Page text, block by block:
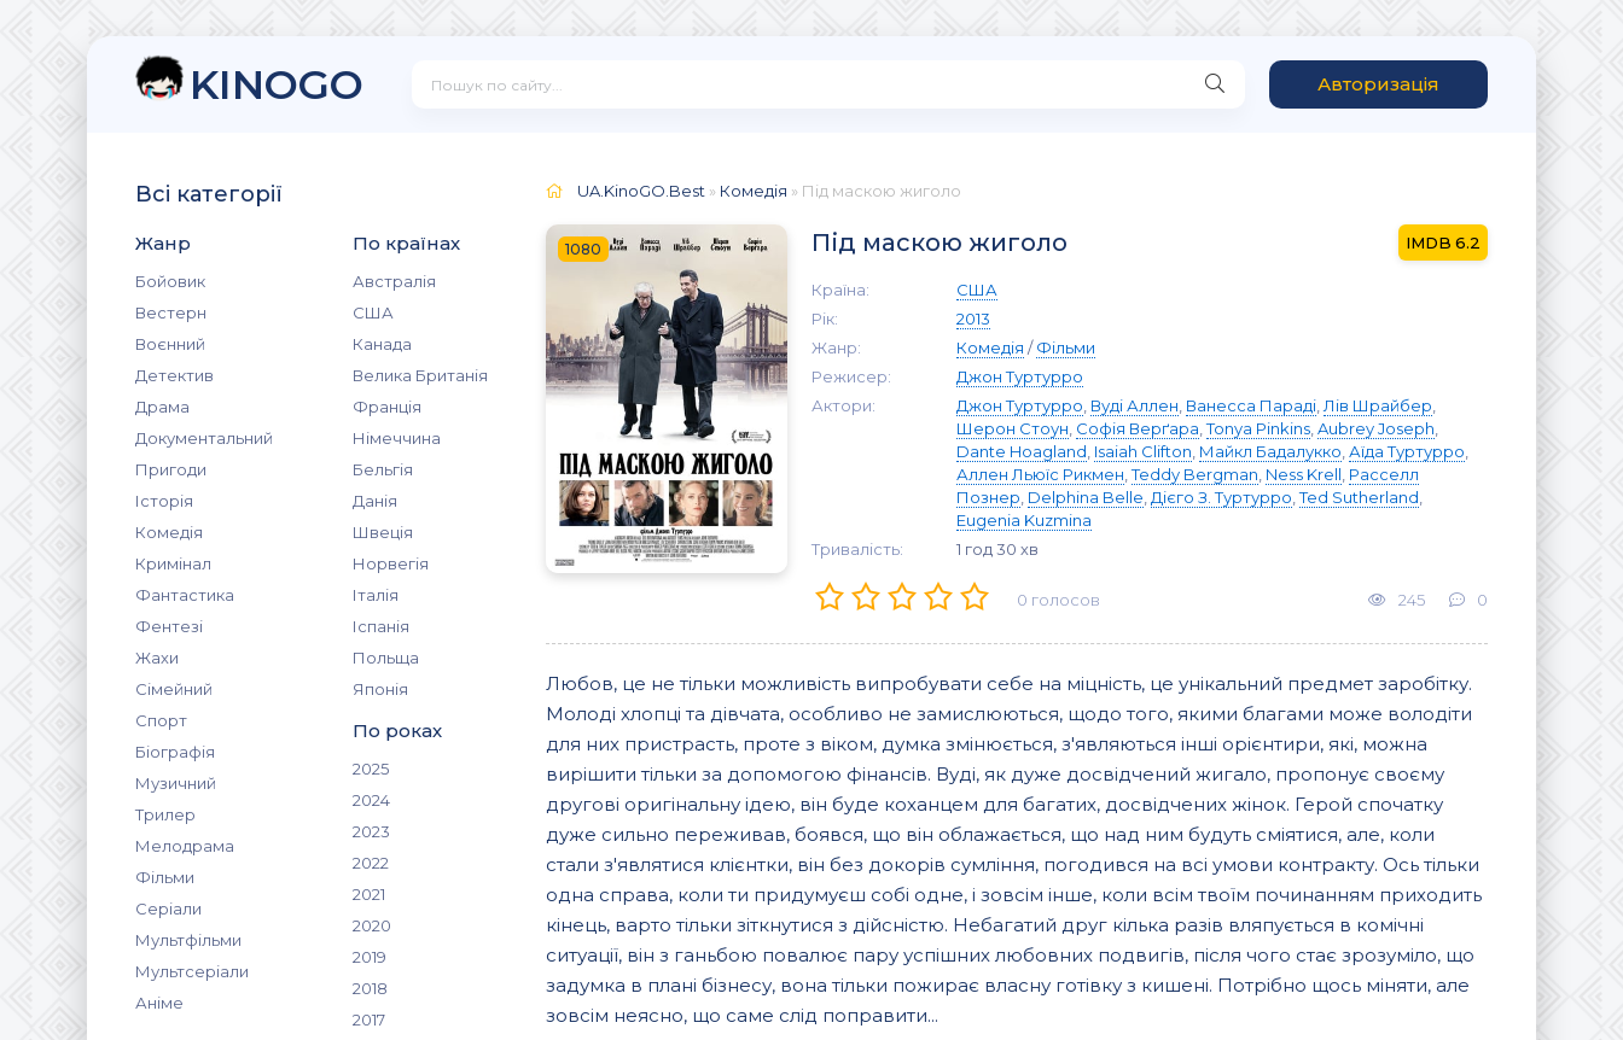
KINOGO Авторизація
Всі категорії
Жанр
Бойовик
Вестерн
Воєнний
Детектив
Драма
Документальний
Пригоди
Історія
Комедія
Кримінал
Фантастика
Фентезі
Жахи
Сімейний
Спорт
Біографія
Музичний
Трилер
Мелодрама
Фільми
Серіали
Мультфільми
Мультсеріали
Аніме
По країнах
Австралія
США
Канада
Велика Британія
Франція
Німеччина
Бельгія
Данія
Швеція
Норвегія
Італія
Іспанія
Польща
Японія
По роках
2025
2024
2023
2022
2021
2020
2019
2018
2017
UA.KinoGO.Best » Комедія » Під маскою жиголо
1080 Під маскою жиголо 6.2
Країна:
США
Рік:
2013
Жанр:
Комедія /Фільми
Режисер:
Джон Туртурро
Актори:
Джон Туртурро Вуді Аллен Ванесса Параді Лів Шрайбер
Шерон Стоун Софія Верґара ,Tonya Pinkins Aubrey Joseph
Dante Hoagland Isaiah Clifton Майкл Бадалукко Аїда Туртурро
Аллен Льюїс Рикмен ,Teddy Bergman Ness Krell Расселл
Познер Delphina Belle Дієго З. Туртурро ,Ted Sutherland
Eugenia Kuzmina
Тривалість:
1 год 30 хв
0 голосов 245 0
Любов, це не тільки можливість випробувати себе на міцність, це унікальний предмет заробітку.
Молоді хлопці та дівчата, особливо не замислюються, щодо того, якими благами може володіти
для них пристрасть, проте з віком, думка змінюється, з'являються інші орієнтири, які, можна
вирішити тільки за допомогою фінансів. Вуді, як дуже досвідчений жигало, пропонує своєму
другові оригінальну ідею, він буде коханцем для багатих, досвідчених жінок. Герой спочатку
дуже сильно переживав, боявся, що він облажається, що над ним будуть сміятися, але, коли
стали з'являтися клієнтки, він без докорів сумління, погодився на всі умови контракту. Ось тільки
одна справа, коли ти придумуєш собі одне, і зовсім інше, коли всім твоїм починанням приходить
кінець, варто тільки зіткнутися з дійсністю. Небагатий друг кілька разів вляпується в комічні
ситуації, він з ганьбою повалює пару успішних любовних подвигів, після чого стає зрозуміло, що
задумка в плані бізнесу, вона тільки пожирає власну готівку з кишені. Потрібно щось міняти, але
зовсім неясно, що саме слід поправити...